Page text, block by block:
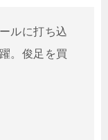
ルに打ち込
。俊足を買